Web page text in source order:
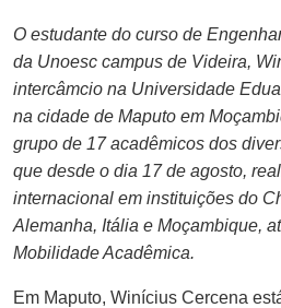
Store
Selecione
o idioma
A+
O estudante do curso de
da Unoesc campus de Videira,
intercâmcio na Universidade
na cidade de Maputo em
grupo de 17 acadêmicos dos
que desde o dia 17 de agosto,
internacional em instituições do
Alemanha, Itália e Moçambique,
Mobilidade Acadêmica.
Em Maputo, Winícius Cercena